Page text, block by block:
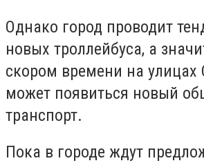
Однако город проводит
новых троллейбуса, а
скором времени на улицах
может появиться новый
транспорт.
Пока в городе ждут